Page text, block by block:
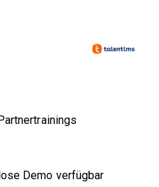
Demo verfügbar